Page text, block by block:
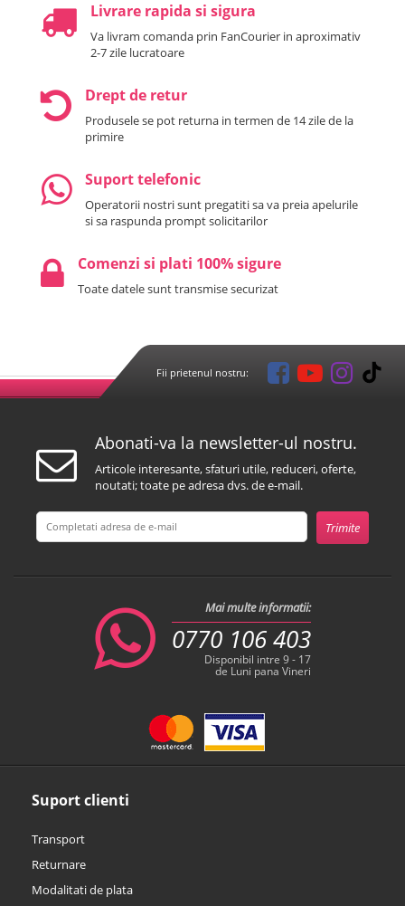
Livrare rapida si sigura
Va livram comanda prin FanCourier in aproximativ
2-7 zile lucratoare
Drept de retur
Produsele se pot returna in termen de 14 zile de la
primire
Suport telefonic
Operatorii nostri sunt pregatiti sa va preia apelurile
si sa raspunda prompt solicitarilor
Comenzi si plati 100% sigure
Toate datele sunt transmise securizat
Fii prietenul nostru:
Suport clienti
Transport
Returnare
Modalitati de plata
Abonati-va la newsletter-ul nostru.
Articole interesante, sfaturi utile, reduceri, oferte,
noutati; toate pe adresa dvs. de e-mail.
Mai multe informatii:
0770 106 403
Disponibil intre 9 - 17
de Luni pana Vineri